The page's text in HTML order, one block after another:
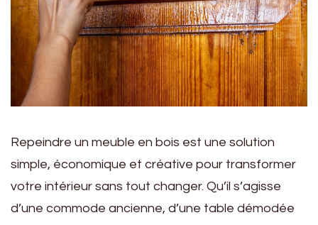
Repeindre un meuble en bois est une solution
simple, économique et créative pour transformer
votre intérieur sans tout changer. Qu’il s’agisse
d’une commode ancienne, d’une table démodée